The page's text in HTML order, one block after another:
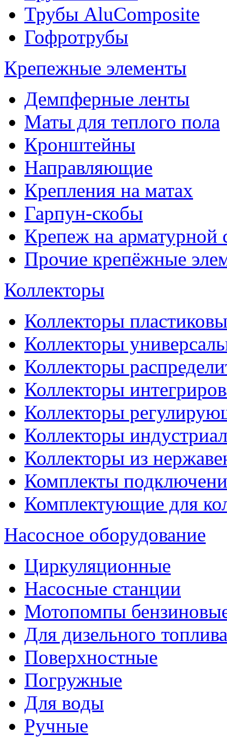
Трубы AluComposite
Гофротрубы
Крепежные элементы
Демпферные ленты
Маты для теплого пола
Кронштейны
Направляющие
Крепления на матах
Гарпун-скобы
Крепеж на арматурной
Прочие крепёжные
Коллекторы
Коллекторы
Коллекторы
Коллекторы
Коллекторы
Коллекторы
Коллекторы
Коллекторы из
Комплекты
Комплектующие для
Насосное оборудование
Циркуляционные
Насосные станции
Мотопомпы
Для дизельного топлива
Поверхностные
Погружные
Для воды
Ручные